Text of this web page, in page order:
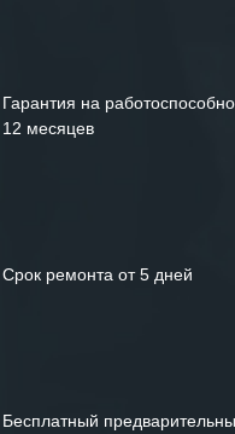
Гарантия на
12 месяцев
Срок ремонта от 5 дней
Бесплатный